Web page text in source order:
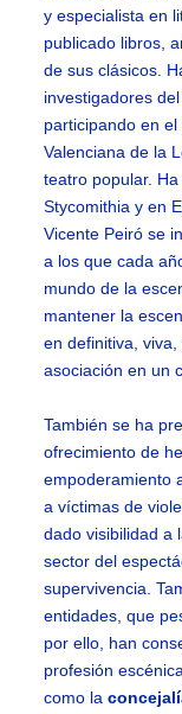
y especialista en
publicado libros,
de sus clásicos.
investigadores
participando en
Valenciana de la
teatro popular.
Stycomithia y en
Vicente Peiró se
a los que cada
mundo de la
mantener la
en definitiva,
asociación en un
También se ha
ofrecimiento de
empoderamiento
a víctimas de
dado visibilidad a
sector del
supervivencia.
entidades, que
por ello, han
profesión
como la